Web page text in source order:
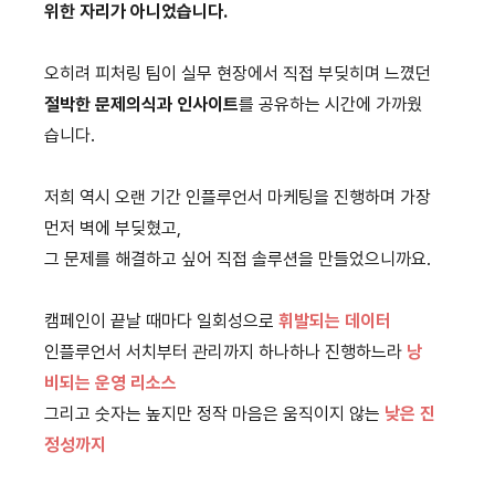
위한 자리가 아니었습니다.
오히려 피처링 팀이 실무 현장에서 직접 부딪히며 느꼈던
절박한 문제의식과 인사이트를 공유하는 시간에 가까웠
습니다.
저희 역시 오랜 기간 인플루언서 마케팅을 진행하며 가장
먼저 벽에 부딪혔고,
그 문제를 해결하고 싶어 직접 솔루션을 만들었으니까요.
캠페인이 끝날 때마다 일회성으로 휘발되는 데이터
인플루언서 서치부터 관리까지 하나하나 진행하느라 낭
비되는 운영 리소스
그리고 숫자는 높지만 정작 마음은 움직이지 않는 낮은 진
정성까지